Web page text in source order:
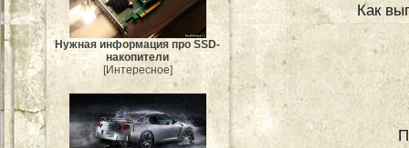
Нужная информация про SSD-
накопители
[Интересное]
Как